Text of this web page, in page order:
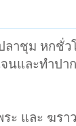
าชุม หกชั่ว
และทำปา
ะ และ ฆรา